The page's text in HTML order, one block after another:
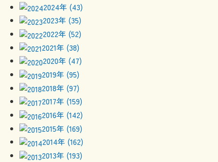
2024年 (43)
2023年 (35)
2022年 (52)
2021年 (38)
2020年 (47)
2019年 (95)
2018年 (97)
2017年 (159)
2016年 (142)
2015年 (169)
2014年 (162)
2013年 (193)